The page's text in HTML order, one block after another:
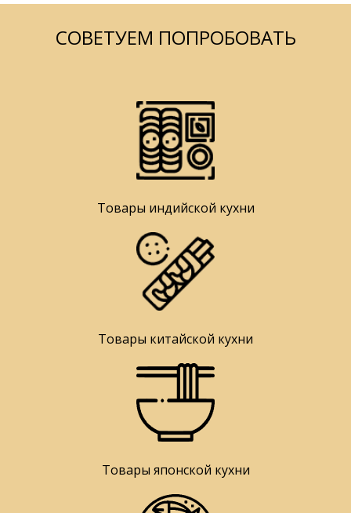
СОВЕТУЕМ ПОПРОБОВАТЬ
Товары индийской кухни
Товары китайской кухни
Товары японской кухни